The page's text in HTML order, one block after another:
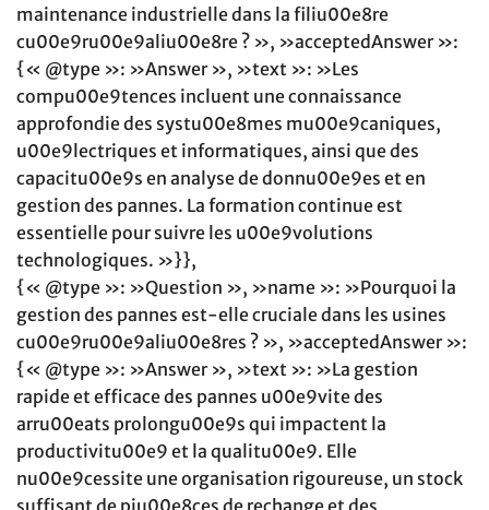
maintenance industrielle dans la filiu00e8re
cu00e9ru00e9aliu00e8re ? », »acceptedAnswer »:
{« @type »: »Answer », »text »: »Les
compu00e9tences incluent une connaissance
approfondie des systu00e8mes mu00e9caniques,
u00e9lectriques et informatiques, ainsi que des
capacitu00e9s en analyse de donnu00e9es et en
gestion des pannes. La formation continue est
essentielle pour suivre les u00e9volutions
technologiques. »}},
{« @type »: »Question », »name »: »Pourquoi la
gestion des pannes est-elle cruciale dans les usines
cu00e9ru00e9aliu00e8res ? », »acceptedAnswer »:
{« @type »: »Answer », »text »: »La gestion
rapide et efficace des pannes u00e9vite des
arru00eats prolongu00e9s qui impactent la
productivitu00e9 et la qualitu00e9. Elle
nu00e9cessite une organisation rigoureuse, un stock
suffisant de piu00e8ces de rechange et des